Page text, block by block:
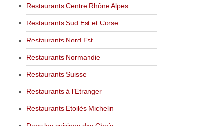
Restaurants Centre Rhône Alpes
Restaurants Sud Est et Corse
Restaurants Nord Est
Restaurants Normandie
Restaurants Suisse
Restaurants à l’Etranger
Restaurants Etoilés Michelin